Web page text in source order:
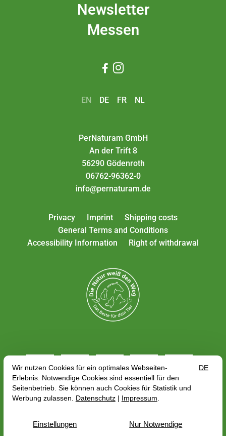
Newsletter
Messen
 
EN DE FR NL
PerNaturam GmbH
An der Trift 8
56290 Gödenroth
06762-96362-0
info@pernaturam.de
Privacy Imprint
Shipping costs
General Terms and Conditions
Accessibility Information
Right of withdrawal
All rates include VAT plusshipping costs
with regard to the VAT rate of the country of delivery.